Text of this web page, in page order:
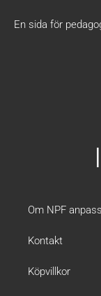
En sida för
Om NPF
Kontakt
Köpvillkor